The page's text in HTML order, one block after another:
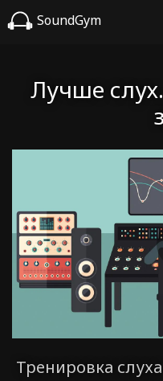
SoundGym
Лучше
Тренировка